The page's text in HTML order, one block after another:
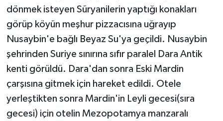
dönmek isteyen Süryanilerin yaptığı konakları
görüp köyün meşhur pizzacısına uğrayıp
Nusaybin'e bağlı Beyaz Su'ya geçildi. Nusaybin
şehrinden Suriye sınırına sıfır paralel Dara Antik
kenti görüldü. Dara'dan sonra Eski Mardin
çarşısına gitmek için hareket edildi. Otele
yerleştikten sonra Mardin'in Leyli gecesi(sıra
gecesi) için otelin Mezopotamya manzaralı